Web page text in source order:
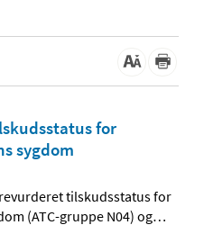
for
sygdom
tilskudsstatus for
(ATC-gruppe N04) og…